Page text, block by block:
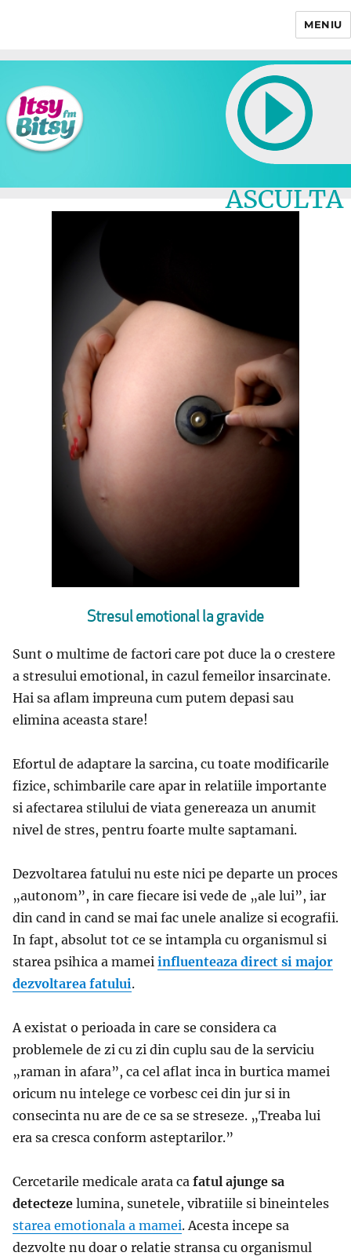
MENIU
ASCULTA
Stresul emotional la gravide
Sunt o multime de factori care pot duce la o crestere
a stresului emotional, in cazul femeilor insarcinate.
Hai sa aflam impreuna cum putem depasi sau
elimina aceasta stare!
Efortul de adaptare la sarcina, cu toate modificarile
fizice, schimbarile care apar in relatiile importante
si afectarea stilului de viata genereaza un anumit
nivel de stres, pentru foarte multe saptamani.
Dezvoltarea fatului nu este nici pe departe un proces
„autonom”, in care fiecare isi vede de „ale lui”, iar
din cand in cand se mai fac unele analize si ecografii.
In fapt, absolut tot ce se intampla cu organismul si
starea psihica a mamei influenteaza direct si major
dezvoltarea fatului.
A existat o perioada in care se considera ca
problemele de zi cu zi din cuplu sau de la serviciu
„raman in afara”, ca cel aflat inca in burtica mamei
oricum nu intelege ce vorbesc cei din jur si in
consecinta nu are de ce sa se streseze. „Treaba lui
era sa cresca conform asteptarilor.”
Cercetarile medicale arata ca fatul ajunge sa
detecteze lumina, sunetele, vibratiile si bineinteles
starea emotionala a mamei. Acesta incepe sa
dezvolte nu doar o relatie stransa cu organismul